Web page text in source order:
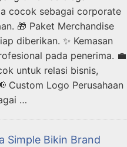
cocok sebagai corporate
🎁 Paket Merchandise
diberikan. ✨ Kemasan
pada penerima. 💼
untuk relasi bisnis,
Custom Logo Perusahaan
…
Simple Bikin Brand